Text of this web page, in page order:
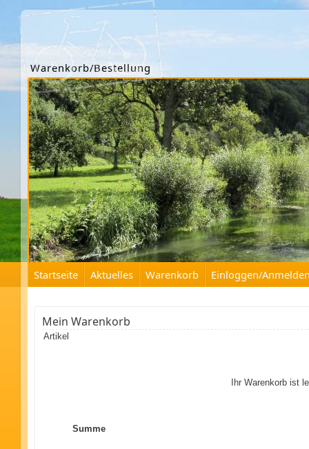
Warenkorb/Bestellung
Startseite Aktuelles Warenkorb Einloggen/
Mein Warenkorb
Artikel
Ihr Warenkorb ist
Summe